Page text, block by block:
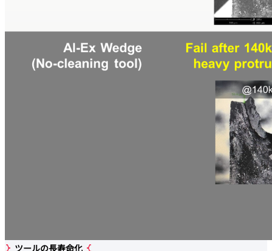
ツールの長寿命化